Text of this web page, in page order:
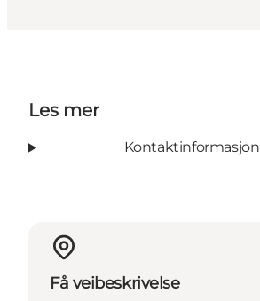
Les mer
Kontaktinformasjon
Få veibeskrivelse